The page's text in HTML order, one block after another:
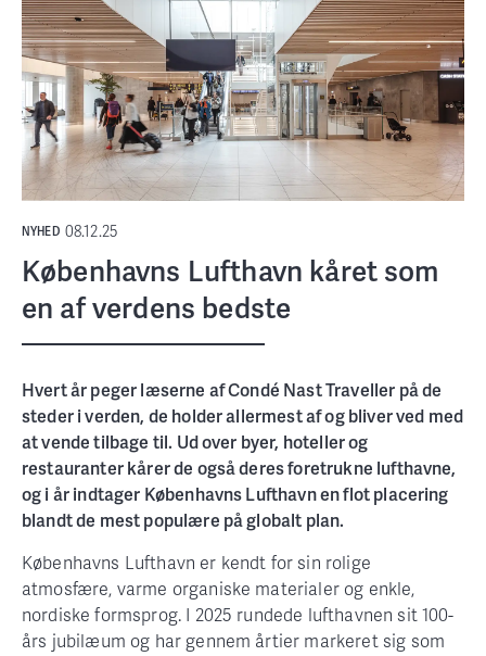
NYHED 08.12.25
Københavns Lufthavn kåret som
en af verdens bedste
Hvert år peger læserne af Condé Nast Traveller på de
steder i verden, de holder allermest af og bliver ved med
at vende tilbage til. Ud over byer, hoteller og
restauranter kårer de også deres foretrukne lufthavne,
og i år indtager Københavns Lufthavn en flot placering
blandt de mest populære på globalt plan.
Københavns Lufthavn er kendt for sin rolige
atmosfære, varme organiske materialer og enkle,
nordiske formsprog. I 2025 rundede lufthavnen sit 100-
års jubilæum og har gennem årtier markeret sig som